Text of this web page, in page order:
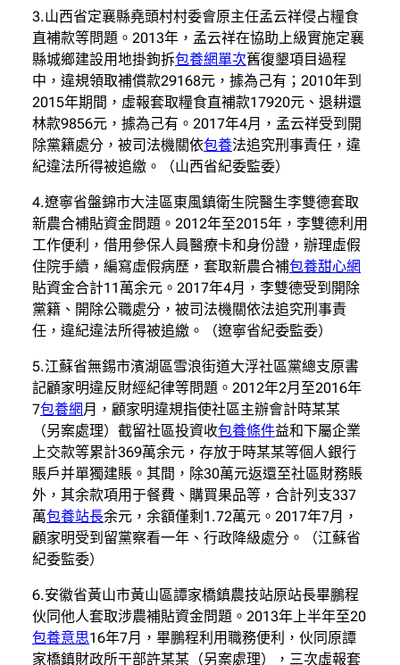
3.山西省定襄縣堯頭村村委會原主任孟云祥侵占糧食
直補款等問題。2013年，孟云祥在協助上級實施定襄
縣城鄉建設用地掛鉤拆包養網單次舊復墾項目過程
中，違規領取補償款29168元，據為己有；2010年到
2015年期間，虛報套取糧食直補款17920元、退耕還
林款9856元，據為己有。2017年4月，孟云祥受到開
除黨籍處分，被司法機關依包養法追究刑事責任，違
紀違法所得被追繳。（山西省紀委監委）
4.遼寧省盤錦市大洼區東風鎮衛生院醫生李雙德套取
新農合補貼資金問題。2012年至2015年，李雙德利用
工作便利，借用參保人員醫療卡和身份證，辦理虛假
住院手續，編寫虛假病歷，套取新農合補包養甜心網
貼資金合計11萬余元。2017年4月，李雙德受到開除
黨籍、開除公職處分，被司法機關依法追究刑事責
任，違紀違法所得被追繳。（遼寧省紀委監委）
5.江蘇省無錫市濱湖區雪浪街道大浮社區黨總支原書
記顧家明違反財經紀律等問題。2012年2月至2016年
7包養網 月，顧家明違規指使社區主辦會計時某某
（另案處理）截留社區投資收包養條件益和下屬企業
上交款等累計369萬余元，存放于時某某等個人銀行
賬戶并單獨建賬。其間，除30萬元返還至社區財務賬
外，其余款項用于餐費、購買果品等，合計列支337
萬包養站長余元，余額僅剩1.72萬元。2017年7月，
顧家明受到留黨察看一年、行政降級處分。（江蘇省
紀委監委）
6.安徽省黃山市黃山區譚家橋鎮農技站原站長畢鵬程
伙同他人套取涉農補貼資金問題。2013年上半年至20
包養意思16年7月，畢鵬程利用職務便利，伙同原譚
家橋鎮財政所干部許某某（另案處理），三次虛報套